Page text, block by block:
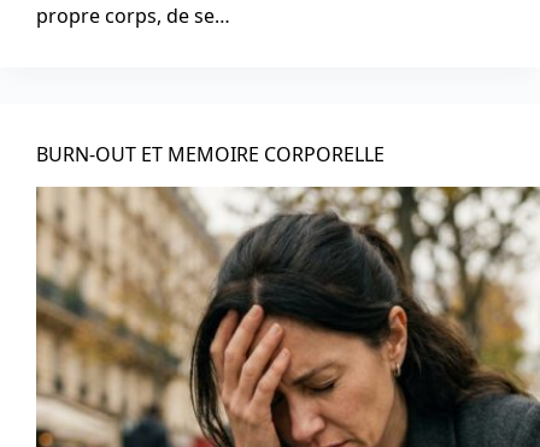
propre corps, de se…
BURN-OUT ET MEMOIRE CORPORELLE